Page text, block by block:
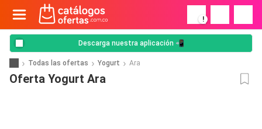
!
Descarga nuestra aplicación 📲
Todas las ofertas Yogurt Ara
Oferta Yogurt Ara